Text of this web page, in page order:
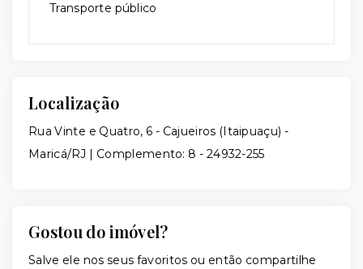
Transporte público
Localização
Rua Vinte e Quatro, 6 - Cajueiros (Itaipuaçu) -
Maricá/RJ | Complemento: 8 - 24932-255
Gostou do imóvel?
Salve ele nos seus favoritos ou então compartilhe